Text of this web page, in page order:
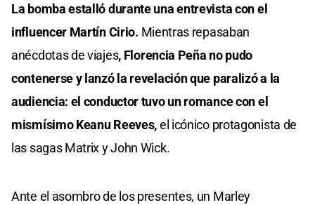
La bomba estalló durante una entrevista con el
influencer Martín Cirio. Mientras repasaban
anécdotas de viajes, Florencia Peña no pudo
contenerse y lanzó la revelación que paralizó a la
audiencia: el conductor tuvo un romance con el
mismísimo Keanu Reeves,el icónico protagonista de
las sagas Matrix y John Wick.
Ante el asombro de los presentes, un Marley